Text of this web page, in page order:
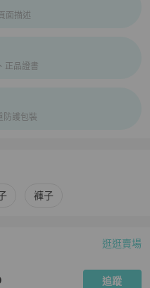
述細節，請買家務必將商品照
合考量與判斷
常嚴謹，商品狀況已於說明處
品狀況，如有疑問請聊聊確認
1cm-3cm屬於正常範圍，正
17:30 (日本國定假日除
提供，商品從日本發貨，
經在原網站上被售出・刪除的
單，還請見諒
面描述
正品證書
防護包裝
褲子
逛逛賣場
追蹤